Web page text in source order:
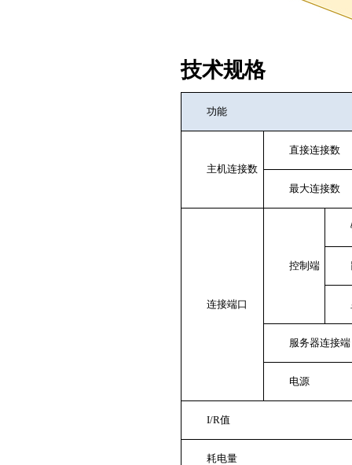
技术规格
功能
主机连接数
直接连接数
最大连接数
连接端口
控制端
服务器连接端
电源
I/R值
耗电量